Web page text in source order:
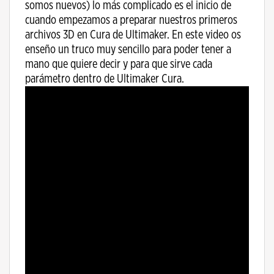
somos nuevos) lo más complicado es el inicio de
cuando empezamos a preparar nuestros primeros
archivos 3D en Cura de Ultimaker. En este video os
enseño un truco muy sencillo para poder tener a
mano que quiere decir y para que sirve cada
parámetro dentro de Ultimaker Cura.